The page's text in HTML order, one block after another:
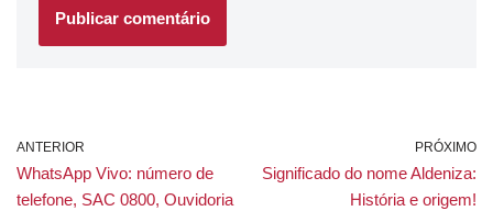
ANTERIOR
WhatsApp Vivo: número de
telefone, SAC 0800, Ouvidoria
PRÓXIMO
Significado do nome Aldeniza:
História e origem!